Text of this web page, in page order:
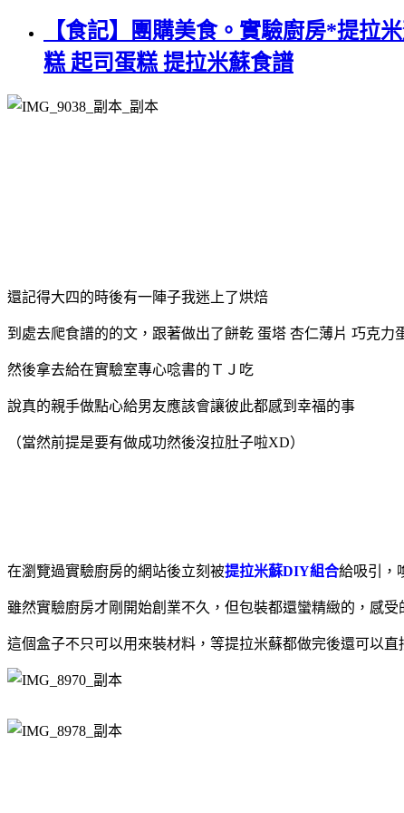
【食記】團購美食。實驗廚房*提拉
糕 起司蛋糕 提拉米蘇食譜
還記得大四的時後有一陣子我迷上了烘焙
到處去爬食譜的的文，跟著做出了餅乾 蛋塔 杏仁薄片 巧克力
然後拿去給在實驗室專心唸書的ＴＪ吃
說真的親手做點心給男友應該會讓彼此都感到幸福的事
（當然前提是要有做成功然後沒拉肚子啦XD）
在瀏覽過實驗廚房的網站後立刻被提拉米蘇DIY組合給吸引，
雖然實驗廚房才剛開始創業不久，但包裝都還蠻精緻的，感受
這個盒子不只可以用來裝材料，等提拉米蘇都做完後還可以直